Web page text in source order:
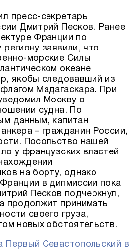
пресс-секретарь
Дмитрий Песков. Ранее
Франции по
региону заявили, что
морские Силы
океане
якобы следовавший из
Мадагаскара. При
Москву о
судна. По
данным, капитан
– гражданин России,
Посольство нашей
у французских властей
на борту, однако
в дипмиссии пока
Песков подчеркнул,
продолжит принимать
своего груза,
новых обстоятельств.
Первый Севастопольский в